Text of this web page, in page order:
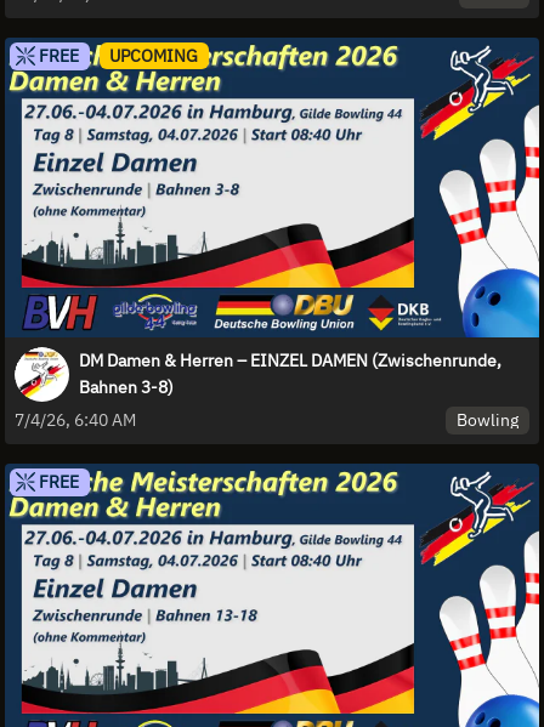
FREE UPCOMING
DM Damen & Herren – EINZEL DAMEN (Zwischenrunde,
Bahnen 3-8)
7/4/26, 6:40 AM
Bowling
FREE